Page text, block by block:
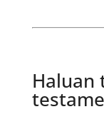
Haluan